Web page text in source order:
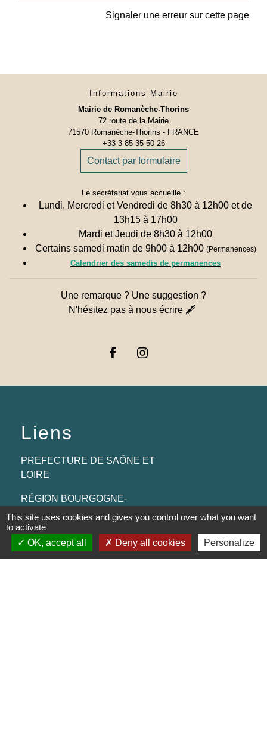
Signaler une erreur sur cette page
Informations Mairie
Mairie de Romanèche-Thorins
72 route de la Mairie
71570 Romanèche-Thorins - FRANCE
+33 3 85 35 50 26
Contact par formulaire
Le secrétariat vous accueille :
Lundi, Mercredi et Vendredi de 8h30 à 12h00 et de
13h15 à 17h00
Mardi et Jeudi de 8h30 à 12h00
Certains samedi matin de 9h00 à 12h00 (Permanences)
Calendrier des samedis de permanences
Une remarque ? Une suggestion ?
N'hésitez pas à nous écrire 🖋
Liens
PREFECTURE DE SAÔNE ET
LOIRE
RÉGION BOURGOGNE-
FRANCHE-COMTE
CONSEIL DÉPARTEMENTAL DE
SAÔNE ET LOIRE
This site uses cookies and gives you control over what you want
to activate
OK, accept all
Deny all cookies Personalize